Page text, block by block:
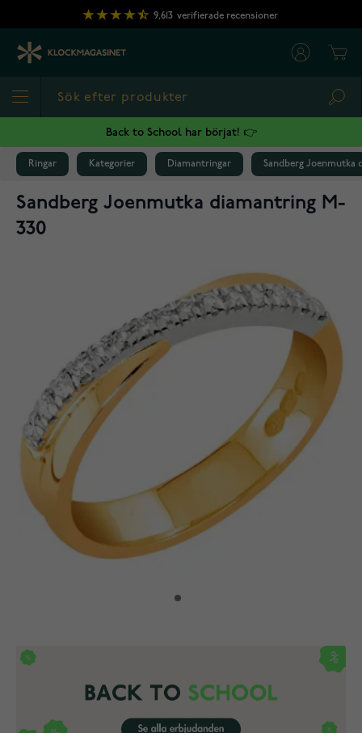
Hoppa till innehållet
9,613 verifierade recensioner
Back to School har börjat! 👉
Ringar Kategorier Diamantringar Sandberg Joenmutka
Sandberg Joenmutka diamantring M-
330